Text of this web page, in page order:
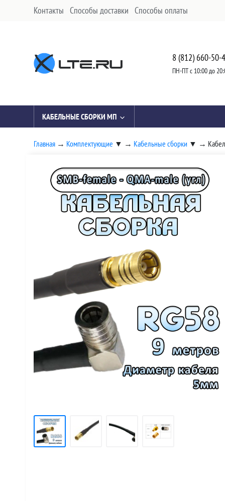
Контакты Способы доставки Способы оплаты
8 (812) 660-50-
ПН-ПТ с 10:00 до
КАБЕЛЬНЫЕ СБОРКИ МП
Главная → Комплектующие ▼ → Кабельные сборки ▼ →